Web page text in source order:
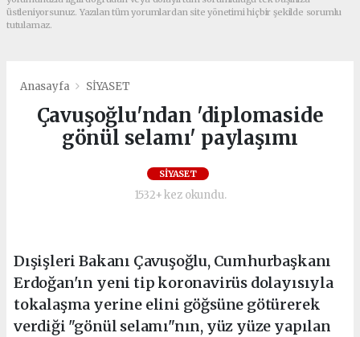
üstleniyorsunuz. Yazılan tüm yorumlardan site yönetimi hiçbir şekilde sorumlu
tutulamaz.
Anasayfa SİYASET
Çavuşoğlu'ndan 'diplomaside
gönül selamı' paylaşımı
SİYASET
1532+ kez okundu.
Dışişleri Bakanı Çavuşoğlu, Cumhurbaşkanı
Erdoğan'ın yeni tip koronavirüs dolayısıyla
tokalaşma yerine elini göğsüne götürerek
verdiği "gönül selamı"nın, yüz yüze yapılan